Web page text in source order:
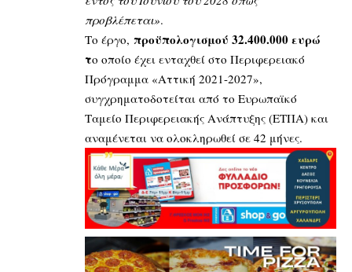
προβλέπεται».
Το έργο, προϋπολογισμού 32.400.000 ευρώ
το οποίο έχει ενταχθεί στο Περιφερειακό
Πρόγραμμα «Αττική 2021-2027»,
συγχρηματοδοτείται από το Ευρωπαϊκό
Ταμείο Περιφερειακής Ανάπτυξης (ΕΤΠΑ) και
αναμένεται να ολοκληρωθεί σε 42 μήνες.